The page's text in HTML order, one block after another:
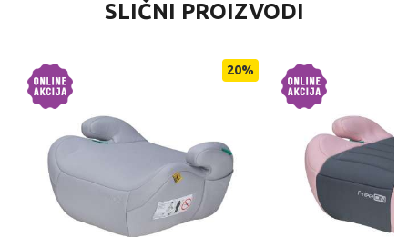
SLIČNI PROIZVODI
20%